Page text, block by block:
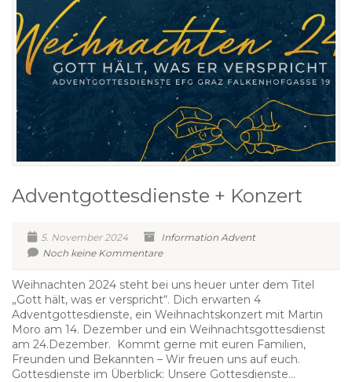
Adventgottesdienste + Konzert
5. November 2024 Information Advent
Noch keine Kommentare
Weihnachten 2024 steht bei uns heuer unter dem Titel
„Gott hält, was er verspricht“. Dich erwarten 4
Adventgottesdienste, ein Weihnachtskonzert mit Martin
Moro am 14. Dezember und ein Weihnachtsgottesdienst
am 24.Dezember. Kommt gerne mit euren Familien,
Freunden und Bekannten – Wir freuen uns auf euch.
Gottesdienste im Überblick: Unsere Gottesdienste...